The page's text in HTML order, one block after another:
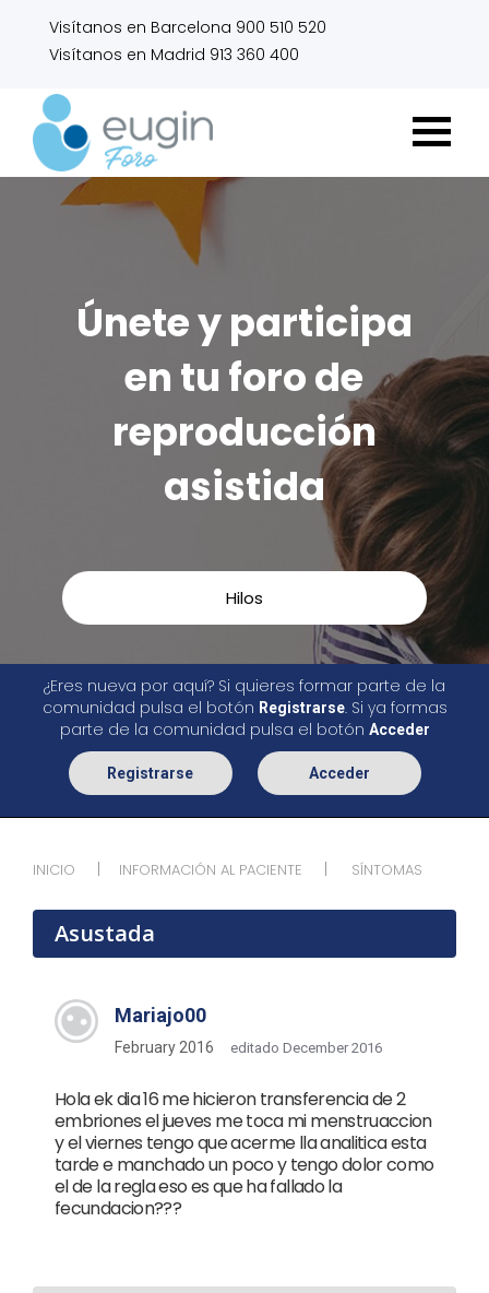
Visítanos en Barcelona 900 510 520
Visítanos en Madrid 913 360 400
Únete y participa
en tu foro de
reproducción
asistida
Hilos
¿Eres nueva por aquí? Si quieres formar parte de la
comunidad pulsa el botón Registrarse. Si ya formas
parte de la comunidad pulsa el botón Acceder
Registrarse Acceder
INICIO INFORMACIÓN AL PACIENTE SÍNTOMAS
Asustada
Mariajo00
February 2016 editado December 2016
Hola ek dia 16 me hicieron transferencia de 2
embriones el jueves me toca mi menstruaccion
y el viernes tengo que acerme lla analitica esta
tarde e manchado un poco y tengo dolor como
el de la regla eso es que ha fallado la
fecundacion???